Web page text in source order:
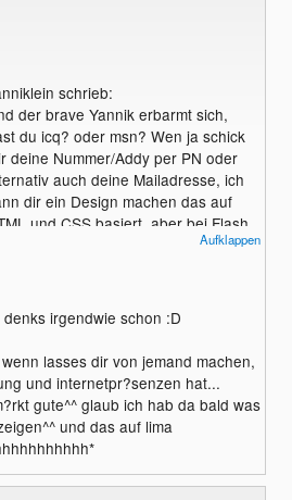
schrieb:
der brave Yannik erbarmt sich,
du icq? oder msn? Wen ja schick
deine Nummer/Addy per PN oder
auch deine Mailadresse, ich
dir ein Design machen das auf
und CSS basiert, aber bei Flash
nur spass
Aufklappen
denks irgendwie schon :D
lasses dir von jemand machen,
und internetpr?senzen hat...
gute^^ glaub ich hab da bald was
und das auf lima